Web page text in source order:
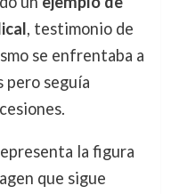
, testimonio de
se enfrentaba a
pero seguía
la figura
que sigue